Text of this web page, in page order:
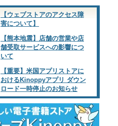
【ウェブストアのアクセス障
害について】
【熊本地震】店舗の営業や店
舗受取サービスへの影響につ
いて
【重要】米国アプリストアに
おけるKinoppyアプリ ダウン
ロード一時停止のお知らせ